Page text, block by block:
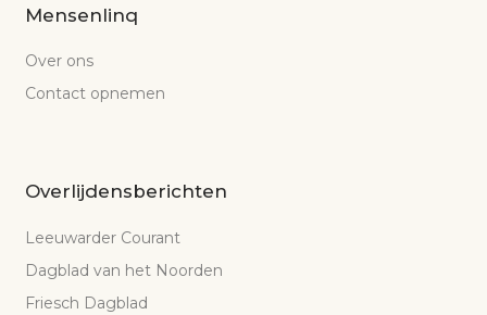
Mensenlinq
Over ons
Contact opnemen
Overlijdensberichten
Leeuwarder Courant
Dagblad van het Noorden
Friesch Dagblad